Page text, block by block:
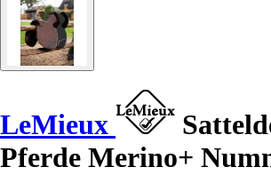
LeMieux
Pferde Merino+